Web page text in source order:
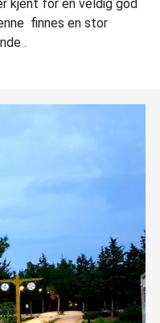
kjent for en veldig god
finnes en stor
.